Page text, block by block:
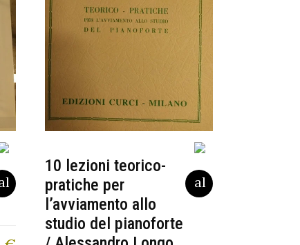
10 lezioni teorico-
pratiche per
l’avviamento allo
studio del pianoforte